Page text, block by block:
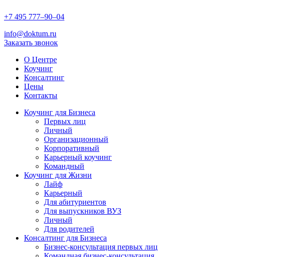
+7 495 777–90–04
info@doktum.ru
Заказать звонок
О Центре
Коучинг
Консалтинг
Цены
Контакты
Коучинг для Бизнеса
Первых лиц
Личный
Организационный
Корпоративный
Карьерный коучинг
Командный
Коучинг для Жизни
Лайф
Карьерный
Для абитуриентов
Для выпускников ВУЗ
Личный
Для родителей
Консалтинг для Бизнеса
Бизнес-консультация первых лиц